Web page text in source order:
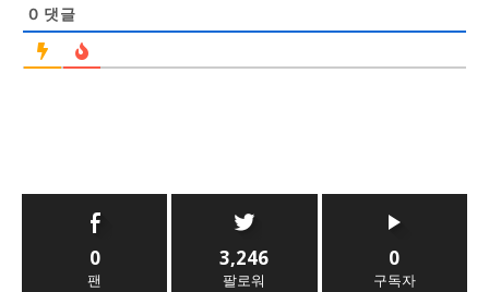
0 댓글
0
팬
3,246
팔로워
0
구독자